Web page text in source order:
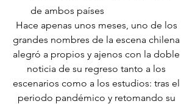
de ambos países
Hace apenas unos meses, uno de los
grandes nombres de la escena chilena
alegró a propios y ajenos con la doble
noticia de su regreso tanto a los
escenarios como a los estudios: tras el
periodo pandémico y retomando su